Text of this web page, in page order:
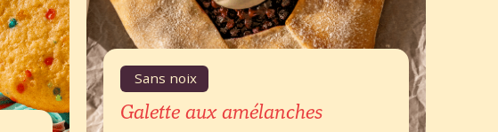
Sans noix
Galette aux amélanches